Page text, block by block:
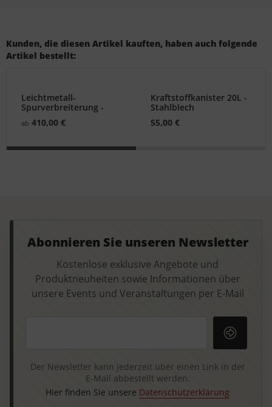
Kunden, die diesen Artikel kauften, haben auch folgende
Artikel bestellt:
Leichtmetall-
Spurverbreiterung -
Ineos Grenadier
ab 410,00 €
Kraftstoffkanister 20L -
Stahlblech
55,00 €
Abonnieren Sie unseren Newsletter
Kostenlose exklusive Angebote und
Produktneuheiten sowie Informationen über
unsere Events und Veranstaltungen per E-Mail
Der Newsletter kann jederzeit über einen Link in der
E-Mail abbestellt werden.
Hier finden Sie unsere Datenschutzerklärung